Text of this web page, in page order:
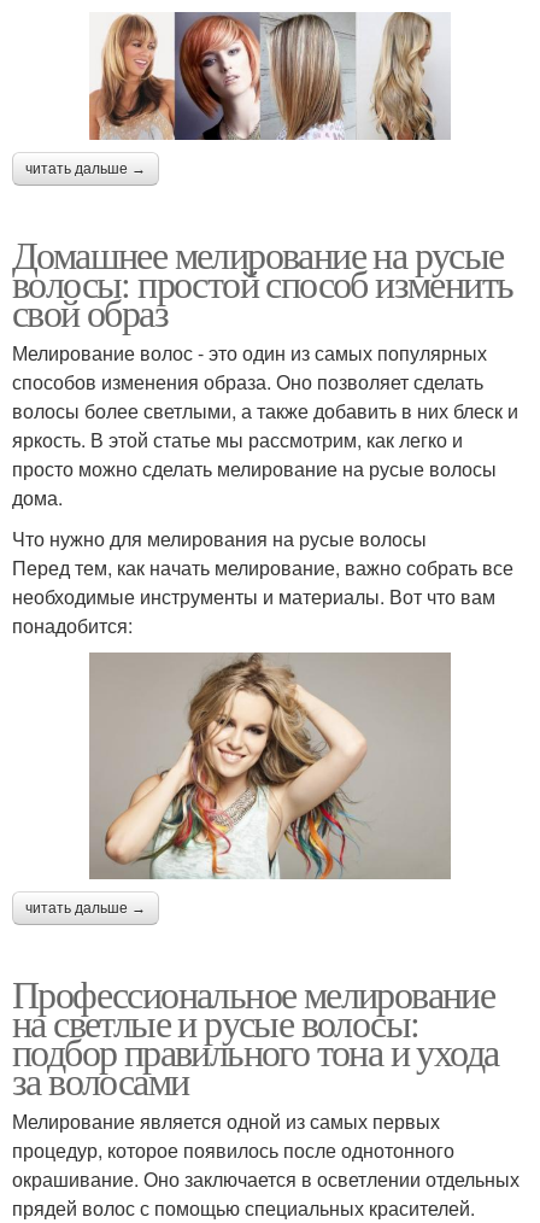
читать дальше →
Домашнее мелирование на русые
волосы: простой способ изменить
свой образ
Мелирование волос - это один из самых популярных
способов изменения образа. Оно позволяет сделать
волосы более светлыми, а также добавить в них блеск и
яркость. В этой статье мы рассмотрим, как легко и
просто можно сделать мелирование на русые волосы
дома.
Что нужно для мелирования на русые волосы
Перед тем, как начать мелирование, важно собрать все
необходимые инструменты и материалы. Вот что вам
понадобится:
читать дальше →
Профессиональное мелирование
на светлые и русые волосы:
подбор правильного тона и ухода
за волосами
Мелирование является одной из самых первых
процедур, которое появилось после однотонного
окрашивание. Оно заключается в осветлении отдельных
прядей волос с помощью специальных красителей.